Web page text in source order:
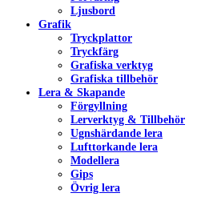
Ljusbord
Grafik
Tryckplattor
Tryckfärg
Grafiska verktyg
Grafiska tillbehör
Lera & Skapande
Förgyllning
Lerverktyg & Tillbehör
Ugnshärdande lera
Lufttorkande lera
Modellera
Gips
Övrig lera